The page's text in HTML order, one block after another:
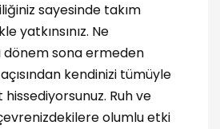
sayesinde takım
yatkınsınız. Ne
dönem sona ermeden
kendinizi tümüyle
Ruh ve
olumlu etki